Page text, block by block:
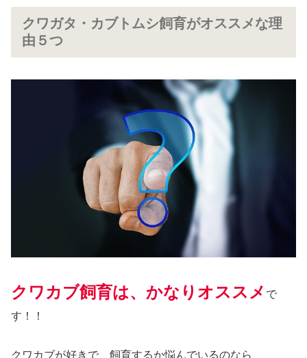
クワガタ・カブトムシ飼育がオススメな理
由５つ
クワカブ飼育は、かなりオススメ で
す！！
クワカブが好きで、飼育するか悩んでいるのなら、